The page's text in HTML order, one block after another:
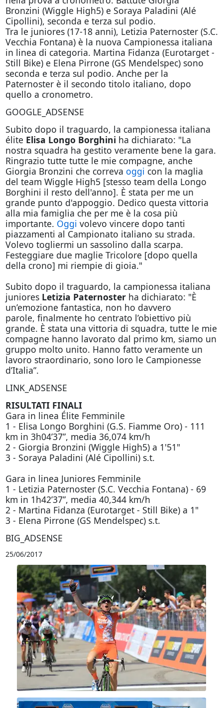
Bronzini (Wiggle High5) e Soraya Paladini (Alé
Cipollini), seconda e terza sul podio.
Tra le juniores (17-18 anni), Letizia Paternoster (S.C.
Vecchia Fontana) è la nuova Campionessa italiana
in linea di categoria. Martina Fidanza (Eurotarget -
Still Bike) e Elena Pirrone (GS Mendelspec) sono
seconda e terza sul podio. Anche per la
Paternoster è il secondo titolo italiano, dopo
quello a cronometro.
GOOGLE_ADSENSE
Subito dopo il traguardo, la campionessa italiana
élite Elisa Longo Borghini ha dichiarato: "La
nostra squadra ha gestito veramente bene la gara.
Ringrazio tutte tutte le mie compagne, anche
Giorgia Bronzini che correva oggi con la maglia
del team Wiggle High5 [stesso team della Longo
Borghini il resto dell'anno]. È stata per me un
grande punto d'appoggio. Dedico questa vittoria
alla mia famiglia che per me è la cosa più
importante. Oggi volevo vincere dopo tanti
piazzamenti al Campionato italiano su strada.
Volevo togliermi un sassolino dalla scarpa.
Festeggiare due maglie Tricolore [dopo quella
della crono] mi riempie di gioia."
Subito dopo il traguardo, la campionessa italiana
juniores Letizia Paternosterha dichiarato: "È
un’emozione fantastica, non ho davvero
parole, finalmente ho centrato l’obiettivo più
grande. È stata una vittoria di squadra, tutte le mie
compagne hanno lavorato dal primo km, siamo un
gruppo molto unito. Hanno fatto veramente un
lavoro straordinario, sono loro le Campionesse
d’Italia”.
LINK_ADSENSE
RISULTATI FINALI
Gara in linea Élite Femminile
1 - Elisa Longo Borghini (G.S. Fiamme Oro) - 111
km in 3h04’37”, media 36,074 km/h
2 - Giorgia Bronzini (Wiggle High5) a 1'51"
3 - Soraya Paladini (Alé Cipollini) s.t.
Gara in linea Juniores Femminile
1 - Letizia Paternoster (S.C. Vecchia Fontana) - 69
km in 1h42’37”, media 40,344 km/h
2 - Martina Fidanza (Eurotarget - Still Bike) a 1"
3 - Elena Pirrone (GS Mendelspec) s.t.
BIG_ADSENSE
25/06/2017